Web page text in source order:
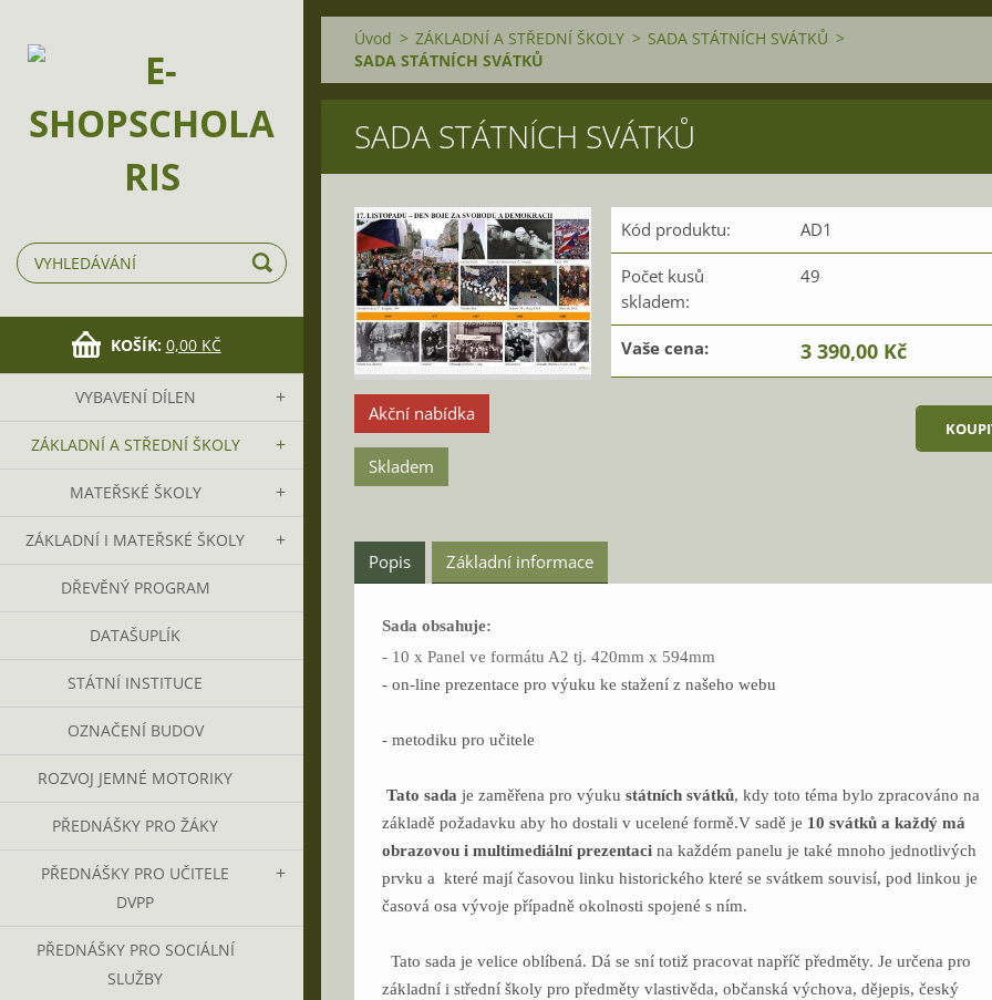
KOŠÍK: 0,00 KČ
VYBAVENÍ DÍLEN
ZÁKLADNÍ A STŘEDNÍ ŠKOLY
MATEŘSKÉ ŠKOLY
ZÁKLADNÍ I MATEŘSKÉ ŠKOLY
DŘEVĚNÝ PROGRAM
DATAŠUPLÍK
STÁTNÍ INSTITUCE
OZNAČENÍ BUDOV
ROZVOJ JEMNÉ MOTORIKY
PŘEDNÁŠKY PRO ŽÁKY
PŘEDNÁŠKY PRO UČITELE
DVPP
PŘEDNÁŠKY PRO SOCIÁLNÍ
SLUŽBY
Úvod > ZÁKLADNÍ A STŘEDNÍ ŠKOLY > SADA STÁTNÍCH SVÁTKŮ >
SADA STÁTNÍCH SVÁTKŮ
SADA STÁTNÍCH SVÁTKŮ
Akční nabídka
Skladem
Kód produktu: AD1
Počet kusů
skladem:
49
Vaše cena: 3 390,00 Kč
Popis Základní informace
Sada obsahuje:
- 10 x Panel ve formátu A2 tj. 420mm x 594mm
- on-line prezentace pro výuku ke stažení z našeho webu
- metodiku pro učitele
Tato sada je zaměřena pro výuku státních svátků, kdy toto téma bylo zpracováno na
základě požadavku aby ho dostali v ucelené formě.V sadě je 10 svátků a každý má
obrazovou i multimediální prezentaci na každém panelu je také mnoho jednotlivých
prvku a které mají časovou linku historického které se svátkem souvisí, pod linkou je
časová osa vývoje případně okolnosti spojené s ním.
Tato sada je velice oblíbená. Dá se sní totiž pracovat napříč předměty. Je určena pro
základní i střední školy pro předměty vlastivěda, občanská výchova, dějepis, český